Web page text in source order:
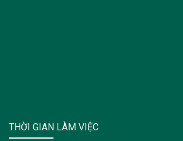
THỜI GIAN LÀM VIỆC